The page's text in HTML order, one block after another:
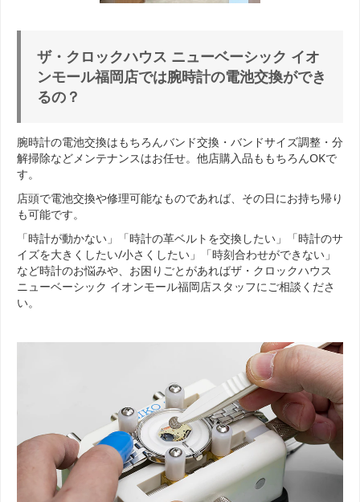
ザ・クロックハウス ニューベーシック イオ
ンモール福岡店では腕時計の電池交換ができ
るの？
腕時計の電池交換はもちろんバンド交換・バンドサイズ調整・分
解掃除などメンテナンスはお任せ。他店購入品ももちろんOKで
す。
店頭で電池交換や修理可能なものであれば、その日にお持ち帰り
も可能です。
「時計が動かない」「時計の革ベルトを交換したい」「時計のサ
イズを大きくしたい/小さくしたい」「時刻合わせができない」
など時計のお悩みや、お困りごとがあればザ・クロックハウス
ニューベーシック イオンモール福岡店スタッフにご相談くださ
い。